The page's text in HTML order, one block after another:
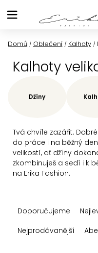
na
Domů / Oblečení / Kalhoty /
Kalhoty
Tvá chvíle zazářit.
do práce i na běžný
velikostí, ať džíny
zkombinuješ a sedí i k
na Erika Fashion.
Džíny
aDoporučujeme
Nejprodávanější